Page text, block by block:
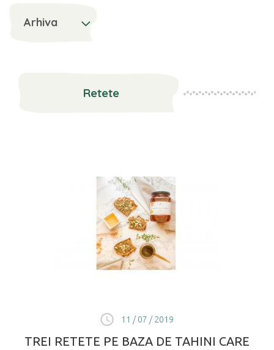
Arhiva
Retete
11 / 07 / 2019
TREI RETETE PE BAZA DE TAHINI CARE